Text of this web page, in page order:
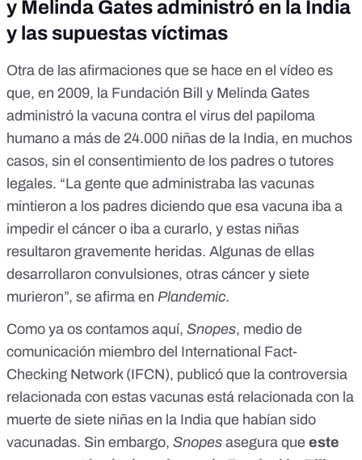
y Melinda Gates administró en la India
y las supuestas víctimas
Otra de las afirmaciones que se hace en el vídeo es
que, en 2009, la Fundación Bill y Melinda Gates
administró la vacuna contra el virus del papiloma
humano a más de 24.000 niñas de la India, en muchos
casos, sin el consentimiento de los padres o tutores
legales. “La gente que administraba las vacunas
mintieron a los padres diciendo que esa vacuna iba a
impedir el cáncer o iba a curarlo, y estas niñas
resultaron gravemente heridas. Algunas de ellas
desarrollaron convulsiones, otras cáncer y siete
murieron”, se afirma en Plandemic.
Como ya os contamos aquí, Snopes, medio de
comunicación miembro del International Fact-
Checking Network (IFCN), publicó que la controversia
relacionada con estas vacunas está relacionada con la
muerte de siete niñas en la India que habían sido
vacunadas. Sin embargo, Snopes asegura que este